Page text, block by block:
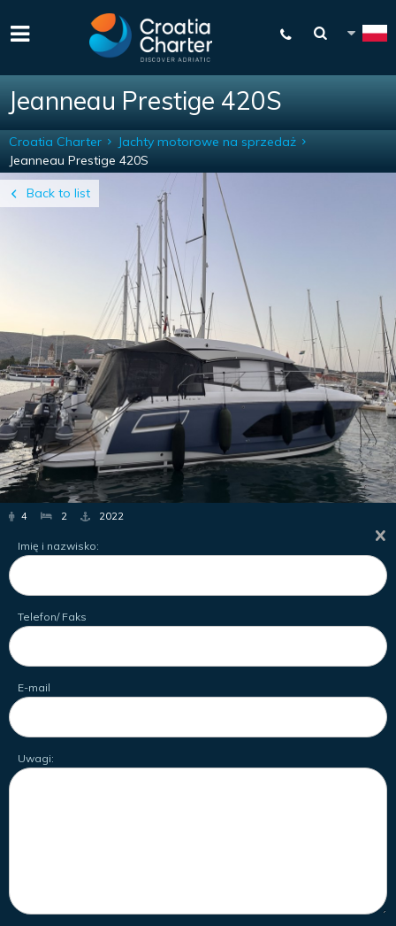
Jeanneau Prestige 420S
Back to list
Croatia Charter
Jachty motorowe na sprzedaż
Jeanneau Prestige 420S
4 2 2022
Imię i nazwisko:
Telefon/ Faks
E-mail
Uwagi: